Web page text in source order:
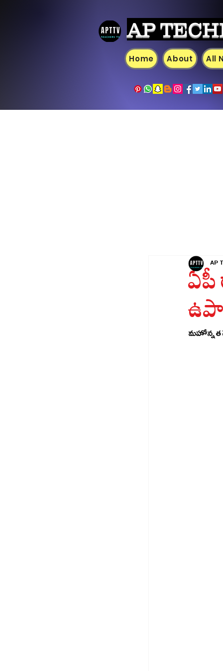
Home About All
AP
ఏపీ
AP
మహోన్నత